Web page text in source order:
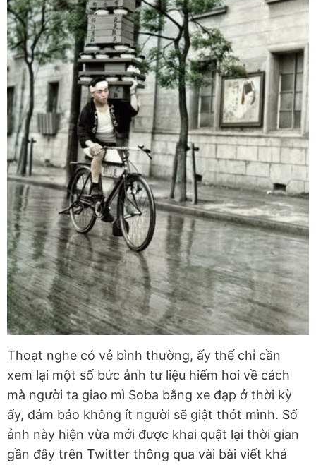
Thoạt nghe có vẻ bình thường, ấy thế chỉ cần
xem lại một số bức ảnh tư liệu hiếm hoi về cách
mà người ta giao mì Soba bằng xe đạp ở thời kỳ
ấy, đảm bảo không ít người sẽ giật thót mình. Số
ảnh này hiện vừa mới được khai quật lại thời gian
gần đây trên Twitter thông qua vài bài viết khá